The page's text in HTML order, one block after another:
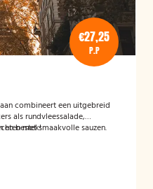
€27,25
P.P
combineert een uitgebreid
als rundvleessalade,
met smaakvolle sauzen.
en bestek!